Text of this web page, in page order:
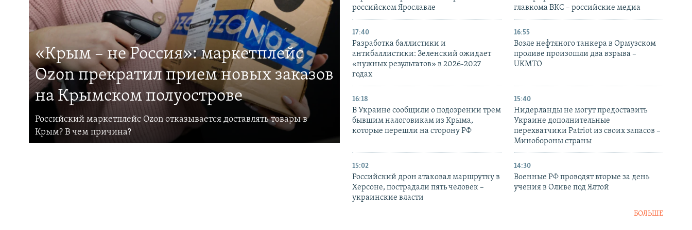
«Крым – не Россия»: маркетплейс
Ozon прекратил прием новых заказов
на Крымском полуострове
Российский маркетплейс Ozon отказывается доставлять товары в
Крым? В чем причина?
российском Ярославле
главкома ВКС – российские медиа
17:40
Разработка баллистики и
антибаллистики: Зеленский ожидает
«нужных результатов» в 2026-2027
годах
16:55
Возле нефтяного танкера в Ормузском
проливе произошли два взрыва –
UKMTO
16:18
В Украине сообщили о подозрении трем
бывшим налоговикам из Крыма,
которые перешли на сторону РФ
15:40
Нидерланды не могут предоставить
Украине дополнительные
перехватчики Patriot из своих запасов –
Минобороны страны
15:02
Российский дрон атаковал маршрутку в
Херсоне, пострадали пять человек –
украинские власти
14:30
Военные РФ проводят вторые за день
учения в Оливе под Ялтой
БОЛЬШЕ